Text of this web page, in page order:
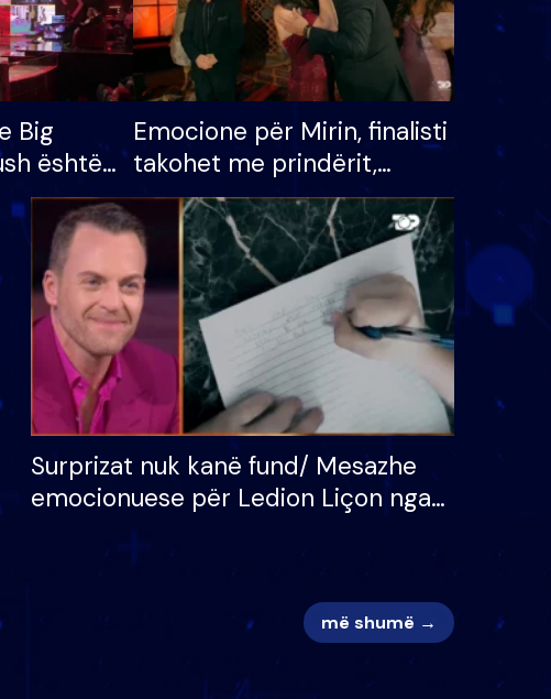
Big
është
shtëpinë
për
madh
Emocione për Mirin, finalisti
takohet me prindërit,
vajzën dhe bashkëshorten:
S’kemi ndonjë letër divorci
apo jo?
Surprizat nuk kanë fund/ Mesazhe
emocionuese për Ledion Liçon nga
më shumë →